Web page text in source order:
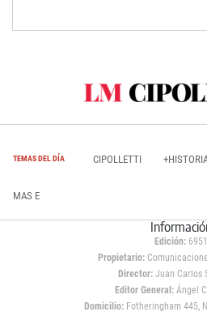
TEMAS DEL DÍA CIPOLLETTI
MAS E
Edición: 6951
Propietario:
Director: Juan Carlos
Editor General:Ángel
Domicilio:Fotheringham 445,